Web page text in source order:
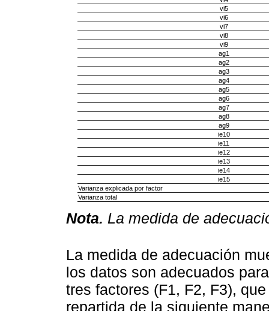
vi5
vi6
vi7
vi8
vi9
ag1
ag2
ag3
ag4
ag5
ag6
ag7
ag8
ag9
ie10
ie11
ie12
ie13
ie14
ie15
Varianza explicada por factor
Varianza total
Nota. La medida de
La medida de adecuación
los datos son adecuados
tres factores (F1, F2, F3),
repartida de la siguiente